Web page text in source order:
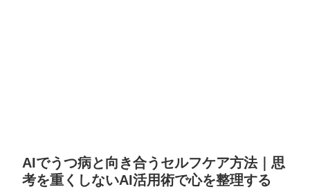
AIでうつ病と向き合うセルフケア方法｜思
考を重くしないAI活用術で心を整理する